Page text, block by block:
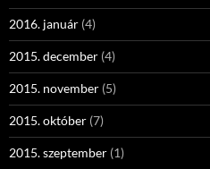
2016. január (4)
2015. december (4)
2015. november (5)
2015. október (7)
2015. szeptember (1)